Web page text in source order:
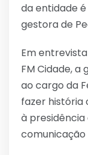
da entidade é
gestora de
Em
FM Cidade,
ao cargo da
fazer história
à presidência
comunicação